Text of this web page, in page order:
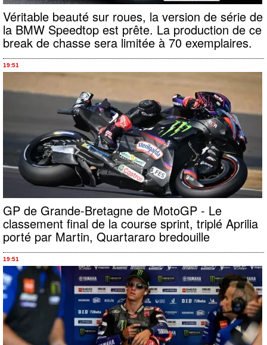
Véritable beauté sur roues, la version de série de
la BMW Speedtop est prête. La production de ce
break de chasse sera limitée à 70 exemplaires.
19:51
GP de Grande-Bretagne de MotoGP - Le
classement final de la course sprint, triplé Aprilia
porté par Martin, Quartararo bredouille
19:51